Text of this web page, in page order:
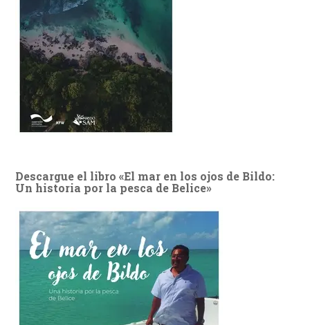
Descargue el libro «El mar en los ojos de Bildo:
Un historia por la pesca de Belice»